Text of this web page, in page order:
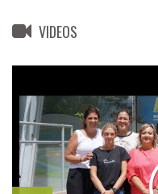
VIDEOS